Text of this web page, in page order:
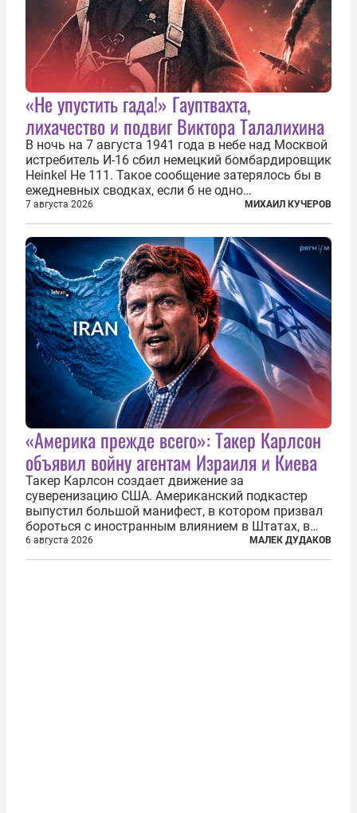
«Не упустить гада!» Гауптвахта,
лихачество и подвиг Виктора Талалихина
В ночь на 7 августа 1941 года в небе над Москвой
истребитель И-16 сбил немецкий бомбардировщик
Heinkel He 111. Такое сообщение затерялось бы в
ежедневных сводках, если б не одно
обстоятельство. Это был один из первых в
истории отечественной авиации ночных таранов.
У пилота — младшего лейтенанта...
7 августа 2026 МИХАИЛ КУЧЕРОВ
«Америка прежде всего»: Такер Карлсон
объявил войну агентам Израиля и Киева
Такер Карлсон создает движение за
суверенизацию США. Американский подкастер
выпустил большой манифест, в котором призвал
бороться с иностранным влиянием в Штатах, в
первую очередь имея в виду Израиль. А также
прекратить заморские войны, выплатить
6 августа 2026 МАЛЕК ДУДАКОВ